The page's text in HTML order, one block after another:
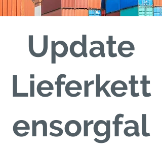
Update
Lieferkett
ensorgfal